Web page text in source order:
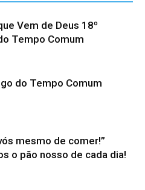
Vem de Deus 18º
Tempo Comum
do Tempo Comum
mesmo de comer!”
o pão nosso de cada dia!